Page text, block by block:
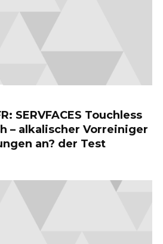
SERVFACES Touchless
– alkalischer Vorreiniger
an? der Test